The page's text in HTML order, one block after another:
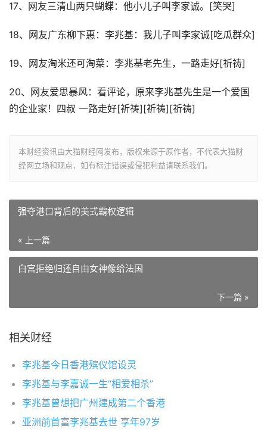
17、网友三清山两只蝴蝶：他小儿子叫李家诚。[笑哭]
18、网友广东柳下惠：李兆基：我儿子叫李家诚[吃瓜群众]
19、网友淘米还可淘菜：李兆基老先生，一路走好[祈祷]
20、网友爱思暴风：看评论，原来李兆基先生是一个爱国
的企业家！四叔 一路走好[祈祷][祈祷][祈祷]
本财经资讯由大猫财经网发布，版权来源于原作者，不代表大猫财
经网立场和观点，如有标注错误或侵犯利益请联系我们。
强夺港口背后的美式霸权逻辑
« 上一篇
白宫拒绝归还自由女神像给法国
下一篇 »
相关财经
李兆基今日香港殡仪馆设灵
李兆基与李嘉诚一生“相爱相杀”
李兆基曾想把广州建成第二个香港
亚洲前首富李兆基去世 享年97岁